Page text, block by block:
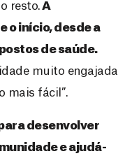
resto.A
o início, desde a
de saúde.
muito engajada
mais fácil”.
desenvolver
e ajudá-